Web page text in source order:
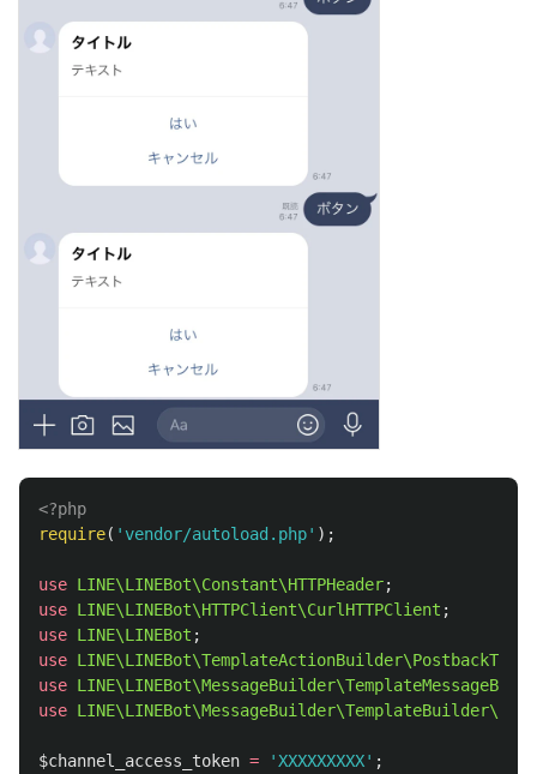
<?php
require( 'vendor/autoload.php' );
use LINE\LINEBot\Constant\HTTPHeader;
use LINE\LINEBot\HTTPClient\CurlHTTPClient ;
use LINE\LINEBot ;
use
use
use
$channel_access_token = 'XXXXXXXXX' ;